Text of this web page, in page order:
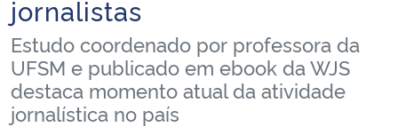
Ministério da Cidadania
Ministério da Saúde
Ministério de Minas e Energia
jornalistas
Estudo coordenado por professora da
UFSM e publicado em ebook da WJS
destaca momento atual da atividade
jornalística no país